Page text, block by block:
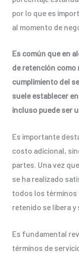
por lo que es
al momento de
Es común que en
de retención como
cumplimiento del
suele establecer
incluso puede ser
Es importante
costo adicional,
partes. Una vez
se ha realizado
todos los términos
retenido se libera y
Es fundamental
términos de